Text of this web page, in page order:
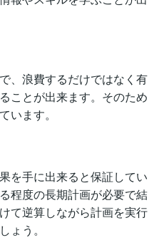
、浪費するだけではなく有
ことが出来ます。そのため
います。
を手に出来ると保証してい
程度の長期計画が必要で結
て逆算しながら計画を実行
ょう。